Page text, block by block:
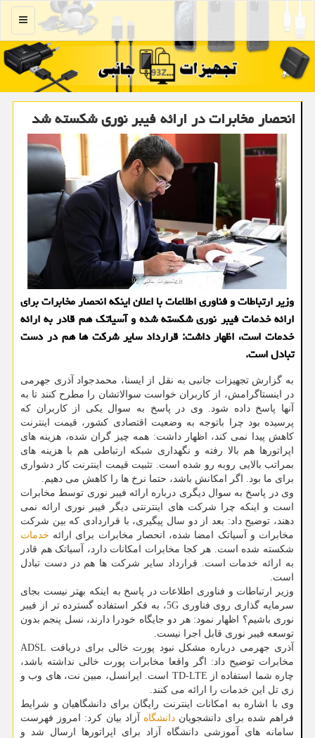
منو
انحصار مخابرات در ارائه فیبر نوری شكسته شد
وزیر ارتباطات و فناوری اطلاعات با اعلان اینكه انحصار مخابرات برای
ارائه خدمات فیبر نوری شكسته شده و آسیاتك هم قادر به ارائه
خدمات است، اظهار داشت: قرارداد سایر شركت ها هم در دست
تبادل است.
به گزارش تجهیزات جانبی به نقل از ایسنا، محمدجواد آذری جهرمی
در اینستاگرامش، از کاربران خواست سوالاتشان را مطرح کنند تا به
آنها پاسخ داده شود. وی در پاسخ به سوال یکی از کاربران که
پرسیده بود چرا باتوجه به وضعیت اقتصادی کشور، قیمت اینترنت
کاهش پیدا نمی کند، اظهار داشت: همه چیز گران شده، هزینه های
اپراتورها هم بالا رفته و نگهداری شبکه ارتباطی هم با هزینه های
بمراتب بالایی روبه رو شده است. تثبیت قیمت اینترنت کار دشواری
برای ما بود. اگر امکانش باشد، حتما نرخ ها را کاهش می دهیم.
وی در پاسخ به سوال دیگری درباره ارائه فیبر نوری توسط مخابرات
است و اینکه چرا شرکت های اینترنتی دیگر فیبر نوری ارائه نمی
دهند، توضیح داد: بعد از دو سال پیگیری، با قراردادی که بین شرکت
مخابرات و آسیاتک امضا شده، انحصار مخابرات برای ارائه خدمات
شکسته شده است. هر کجا مخابرات امکانات دارد، آسیاتک هم قادر
به ارائه خدمات است. قرارداد سایر شرکت ها هم در دست تبادل
است.
وزیر ارتباطات و فناوری اطلاعات در پاسخ به اینکه بهتر نیست بجای
سرمایه گذاری روی فناوری 5G، به فکر استفاده گسترده تر از فیبر
نوری باشیم؟ اظهار نمود: هر دو جایگاه خودرا دارند، نسل پنجم بدون
توسعه فیبر نوری قابل اجرا نیست.
آذری جهرمی درباره مشکل نبود پورت خالی برای دریافت ADSL
مخابرات توضیح داد: اگر واقعا مخابرات پورت خالی نداشته باشد،
چاره شما استفاده از TD-LTE است. ایرانسل، مبین نت، های وب و
زی تل این خدمات را ارائه می کنند.
وی با اشاره به امکانات اینترنت رایگان برای دانشگاهیان و شرایط
فراهم شده برای دانشجویان دانشگاه آزاد بیان کرد: امروز فهرست
سامانه های آموزشی دانشگاه آزاد برای اپراتورها ارسال شد و